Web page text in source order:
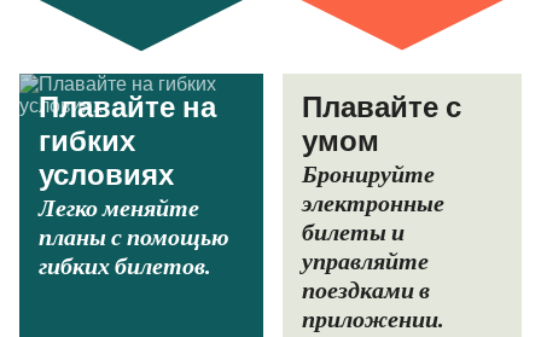
Плавайте на
гибких
условиях
Легко меняйте
планы с помощью
гибких билетов.
Плавайте с
умом
Бронируйте
электронные
билеты и
управляйте
поездками в
приложении.